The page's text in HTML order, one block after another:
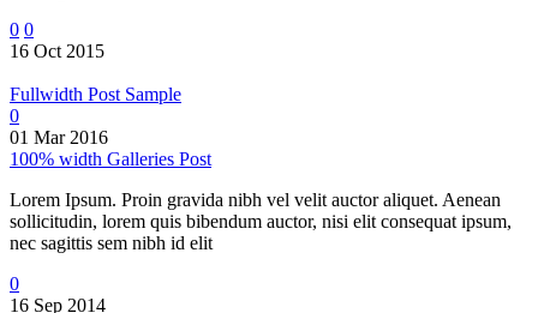
0 0
16 Oct 2015
Fullwidth Post Sample
0
01 Mar 2016
100% width Galleries Post
Lorem Ipsum. Proin gravida nibh vel velit auctor aliquet. Aenean
sollicitudin, lorem quis bibendum auctor, nisi elit consequat ipsum,
nec sagittis sem nibh id elit
0
16 Sep 2014